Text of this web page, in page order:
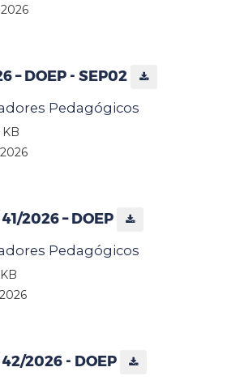
– DOEP - SEP02
Pedagógicos
KB
2026 – DOEP
Pedagógicos
2026 - DOEP